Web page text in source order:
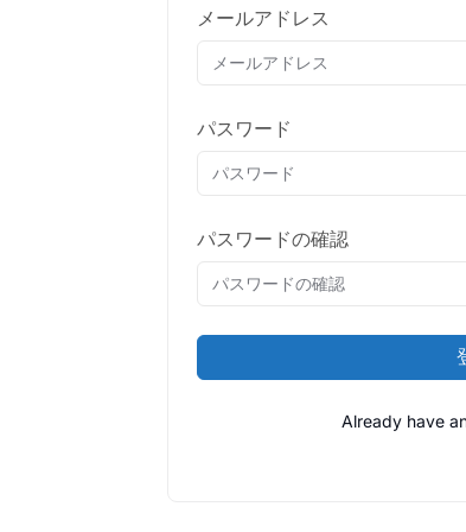
メールアドレス
パスワード
パスワードの確認
Already have